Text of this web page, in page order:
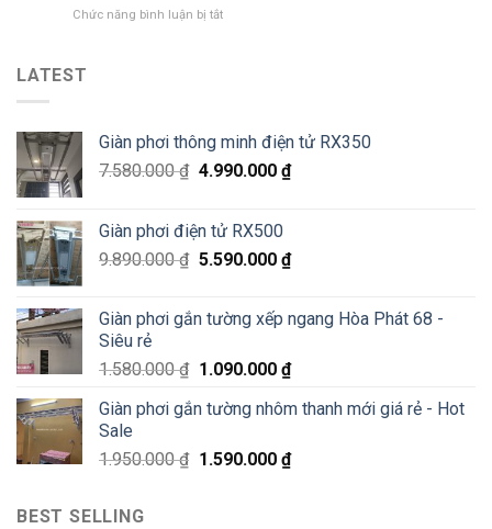
số
minh
Đống
Đa
Chức năng bình luận bị tắtở
Đông
–
Siêu
chỉ
200K
LATEST
Giàn phơi thông minh điện tử RX350
7.580.000₫ 4.990.000 ₫
Giàn phơi điện tử RX500
9.890.000₫ 5.590.000 ₫
Giàn phơi gắn tường xếp ngang Hòa Phát 68 -
Siêu rẻ
1.580.000₫ 1.090.000 ₫
Giàn phơi gắn tường nhôm thanh mới giá rẻ - Hot
Sale
1.950.000₫ 1.590.000 ₫
BEST SELLING